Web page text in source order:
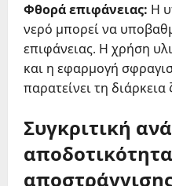
Φθορά επιφάνειας: Η
νερό μπορεί να
επιφάνειας. Η χρήση
και η εφαρμογή
παρατείνει τη
Συγκριτική